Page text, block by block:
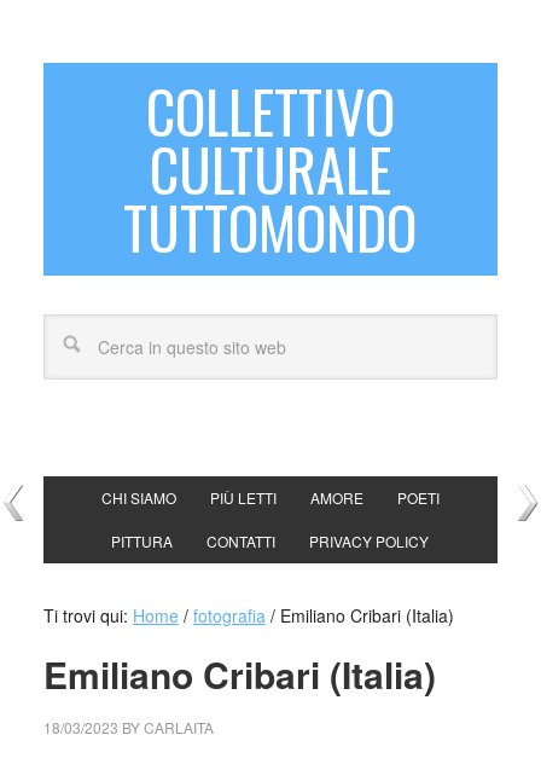
COLLETTIVO
CULTURALE
TUTTOMONDO
CHI SIAMO PIÙ LETTI AMORE POETI
PITTURA CONTATTI PRIVACY POLICY
Ti trovi qui: Home / fotografia /Emiliano Cribari (Italia)
Emiliano Cribari (Italia)
18/03/2023 BYCARLAITA